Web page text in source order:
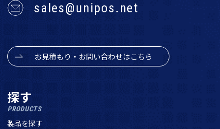
sales@unipos.net
お見積もり・お問い合わせはこちら
探す
PRODUCTS
製品を探す